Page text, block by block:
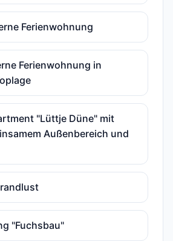
Ferienwohnung
Ferienwohnung in
"Lüttje Düne" mit
Außenbereich und
"Fuchsbau"